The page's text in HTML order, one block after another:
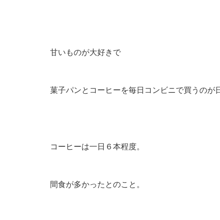
甘いものが大好きで
菓子パンとコーヒーを毎日コンビニで買うのが
コーヒーは一日６本程度。
間食が多かったとのこと。